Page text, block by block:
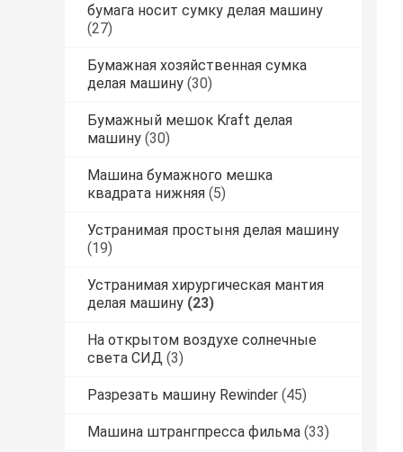
бумага носит сумку делая машину
(27)
Бумажная хозяйственная сумка
делая машину (30)
Бумажный мешок Kraft делая
машину (30)
Машина бумажного мешка
квадрата нижняя (5)
Устранимая простыня делая машину
(19)
Устранимая хирургическая мантия
делая машину (23)
На открытом воздухе солнечные
света СИД (3)
Разрезать машину Rewinder (45)
Машина штрангпресса фильма (33)